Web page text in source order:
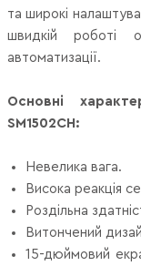
та широкі
швидкій роботі
автоматизації.
Основні
SM1502CH:
Невелика вага.
Висока реакція
Роздільна
Витончений
15-дюймовий